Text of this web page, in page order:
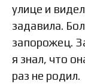
улице и
задавила.
запорожец.
я знал, что
раз не родил.